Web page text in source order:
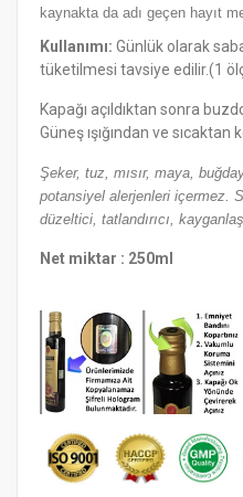
kaynakta da adı geçen hayıt
Kullanımı: Günlük olarak
tüketilmesi tavsiye edilir.(1
Kapağı açıldıktan sonra
Güneş ışığından ve sıcaktan
Şeker, tuz, mısır, maya,
potansiyel alerjenleri içermez.
düzeltici, tatlandırıcı,
Net miktar : 250ml